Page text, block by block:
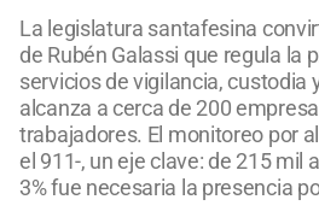
La legislatura santafesina
de Rubén Galassi que regula la
servicios de vigilancia, custodia
alcanza a cerca de 200
trabajadores. El monitoreo por
el 911-, un eje clave: de 215 mil
3% fue necesaria la presencia